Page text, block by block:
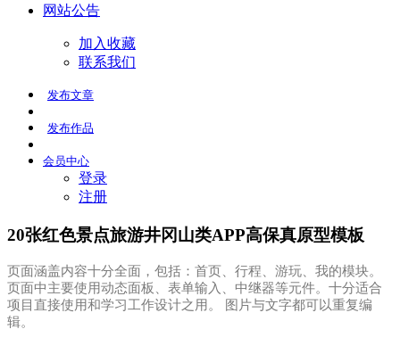
网站公告
加入收藏
联系我们
发布文章
发布作品
会员中心
登录
注册
20张红色景点旅游井冈山类APP高保真原型模板
页面涵盖内容十分全面，包括：首页、行程、游玩、我的模块。
页面中主要使用动态面板、表单输入、中继器等元件。十分适合
项目直接使用和学习工作设计之用。 图片与文字都可以重复编
辑。